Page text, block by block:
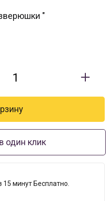
"
один клик
15 минут Бесплатно.